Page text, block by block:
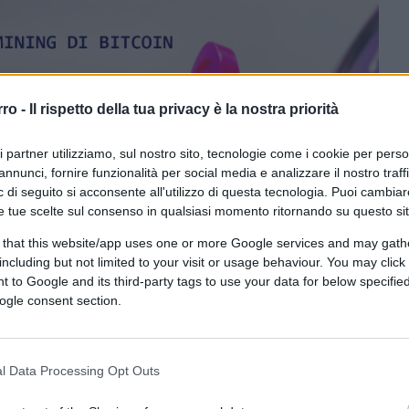
- Il rispetto della tua privacy è la nostra priorità
partner utilizziamo, sul nostro sito, tecnologie come i cookie per
fornire funzionalità per social media e analizzare il nostro
di seguito si acconsente all'utilizzo di questa tecnologia. Puoi
tue scelte sul consenso in qualsiasi momento ritornando su questo
that this website/app uses one or more Google services and may
but not limited to your visit or usage behaviour. You may
to Google and its third-party tags to use your data for below
consent section.
Data Processing Opt Outs
Bitcoin per ristrutturare la società
CLICCA QUI
criptovalute che ha
3,7 milioni di dollari per costruire